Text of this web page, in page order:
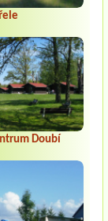
Doubí